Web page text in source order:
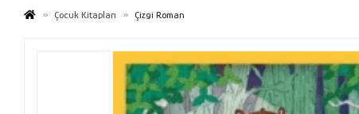
Çocuk Kitapları Çizgi Roman